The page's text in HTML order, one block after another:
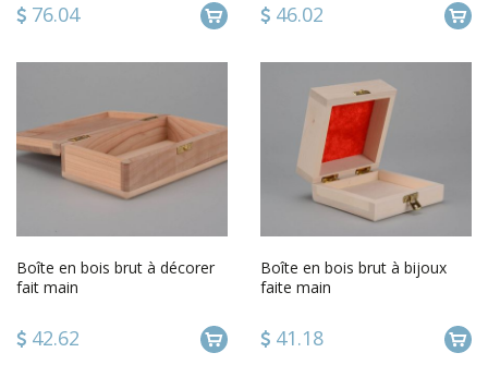
76.04 46.02
Boîte en bois brut à décorer
fait main
42.62
Boîte en bois brut à bijoux
faite main
41.18